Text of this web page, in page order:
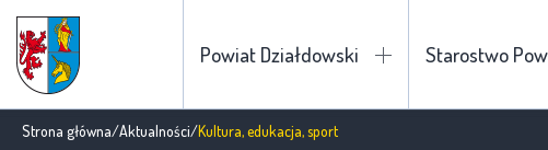
Powiat Działdowski Starostwo
Strona główna/Aktualności/Kultura, edukacja, sport